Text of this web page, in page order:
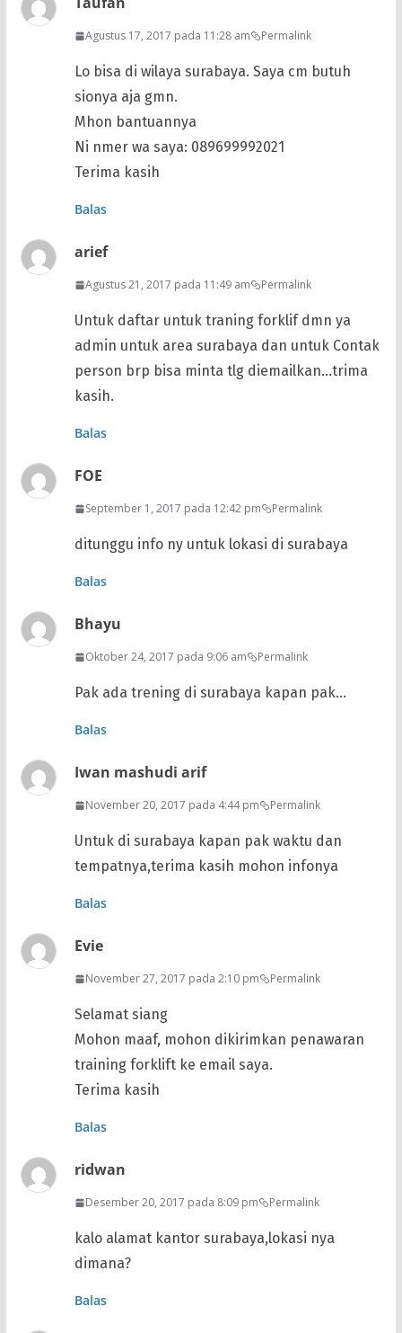
Agustus 17, 2017 pada 11:28 am Permalink
Lo bisa di wilaya surabaya. Saya cm butuh
sionya aja gmn.
Mhon bantuannya
Ni nmer wa saya: 089699992021
Terima kasih
Balas
arief
Agustus 21, 2017 pada 11:49 am Permalink
Untuk daftar untuk traning forklif dmn ya
admin untuk area surabaya dan untuk Contak
person brp bisa minta tlg diemailkan…trima
kasih.
Balas
FOE
September 1, 2017 pada 12:42 pm Permalink
ditunggu info ny untuk lokasi di surabaya
Balas
Bhayu
Oktober 24, 2017 pada 9:06 am Permalink
Pak ada trening di surabaya kapan pak…
Balas
Iwan mashudi arif
November 20, 2017 pada 4:44 pm Permalink
Untuk di surabaya kapan pak waktu dan
tempatnya,terima kasih mohon infonya
Balas
Evie
November 27, 2017 pada 2:10 pm Permalink
Selamat siang
Mohon maaf, mohon dikirimkan penawaran
training forklift ke email saya.
Terima kasih
Balas
ridwan
Desember 20, 2017 pada 8:09 pm Permalink
kalo alamat kantor surabaya,lokasi nya
dimana?
Balas